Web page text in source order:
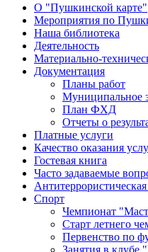
О "Пушкинской карте"
Мероприятия по
Наша библиотека
Деятельность
Материально-
Документация
Планы работ
Муниципальное
План ФХД
Отчеты о
Платные услуги
Качество оказания
Гостевая книга
Часто задаваемые
Антитеррористическая
Спорт
Чемпионат
Старт летнего
Первенство по
Занятия в клубе